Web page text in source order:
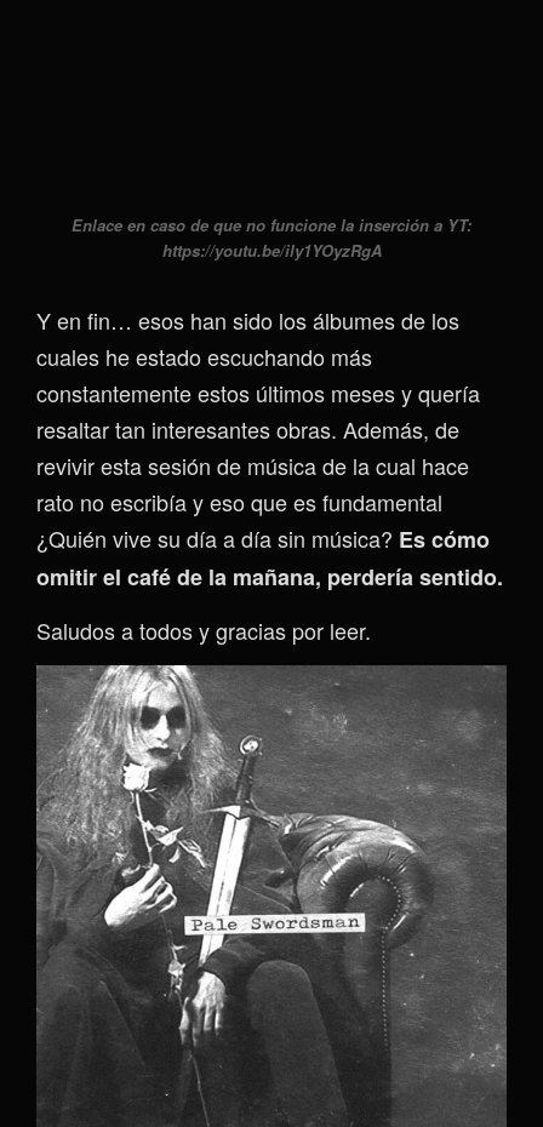
Enlace en caso de que no funcione la inserción a YT:
https://youtu.be/ily1YOyzRgA
Y en fin… esos han sido los álbumes de los
cuales he estado escuchando más
constantemente estos últimos meses y quería
resaltar tan interesantes obras. Además, de
revivir esta sesión de música de la cual hace
rato no escribía y eso que es fundamental
¿Quién vive su día a día sin música? Es cómo
omitir el café de la mañana, perdería sentido.
Saludos a todos y gracias por leer.